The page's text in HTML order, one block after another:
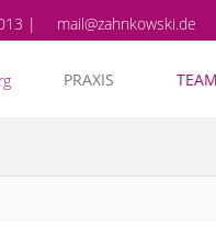
| mail@zahnkowski.de
PRAXIS TEAM